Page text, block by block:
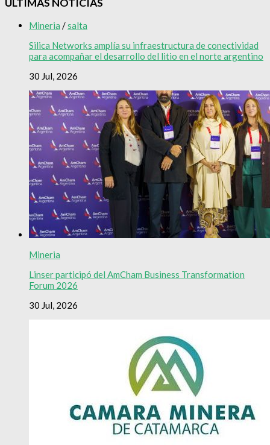
ÚLTIMAS NOTICIAS
Mineria /salta
Silica Networks amplía su infraestructura de conectividad
para acompañar el desarrollo del litio en el norte argentino
30 Jul, 2026
Mineria
Linser participó del AmCham Business Transformation
Forum 2026
30 Jul, 2026